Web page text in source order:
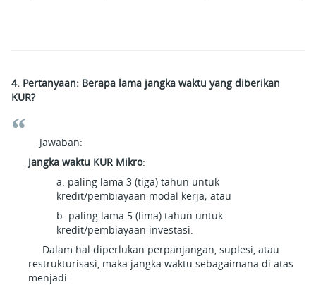
4. Pertanyaan: Berapa lama jangka waktu yang diberikan
KUR?
Jawaban:
Jangka waktu KUR Mikro:
a. paling lama 3 (tiga) tahun untuk
kredit/pembiayaan modal kerja; atau
b. paling lama 5 (lima) tahun untuk
kredit/pembiayaan investasi.
Dalam hal diperlukan perpanjangan, suplesi, atau
restrukturisasi, maka jangka waktu sebagaimana di atas
menjadi: